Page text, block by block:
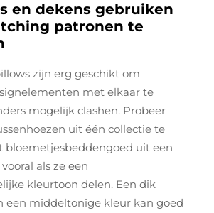
en dekens gebruiken
patronen te
zijn erg geschikt om
met elkaar te
mogelijk clashen. Probeer
uit één collectie te
bloemetjesbeddengoed uit een
als ze een
kleurtoon delen. Een dik
een middeltonige kleur kan goed